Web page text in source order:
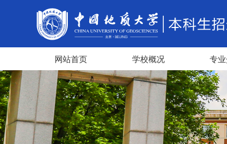
网站首页 学校概况 专